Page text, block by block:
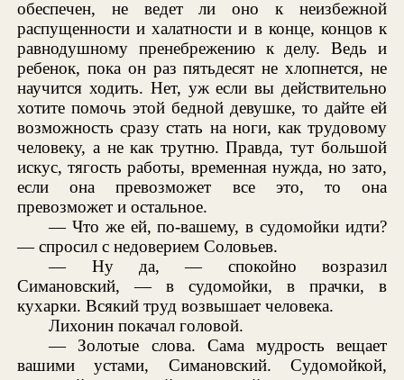
обеспечен, не ведет ли оно к неизбежной
распущенности и халатности и в конце, концов к
равнодушному пренебрежению к делу. Ведь и
ребенок, пока он раз пятьдесят не хлопнется, не
научится ходить. Нет, уж если вы действительно
хотите помочь этой бедной девушке, то дайте ей
возможность сразу стать на ноги, как трудовому
человеку, а не как трутню. Правда, тут большой
искус, тягость работы, временная нужда, но зато,
если она превозможет все это, то она
превозможет и остальное.
— Что же ей, по-вашему, в судомойки идти?
— спросил с недоверием Соловьев.
— Ну да, — спокойно возразил
Симановский, — в судомойки, в прачки, в
кухарки. Всякий труд возвышает человека.
Лихонин покачал головой.
— Золотые слова. Сама мудрость вещает
вашими устами, Симановский. Судомойкой,